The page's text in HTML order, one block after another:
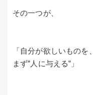
その一つが、
「自分が欲しいものを、
まず”人に与える”」